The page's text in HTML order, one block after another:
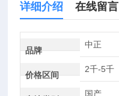
详细介绍 在线留言
品牌
中正
价格区间
2千-5千
国产